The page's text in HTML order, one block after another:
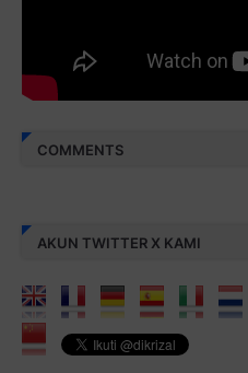
COMMENTS
AKUN TWITTER X KAMI